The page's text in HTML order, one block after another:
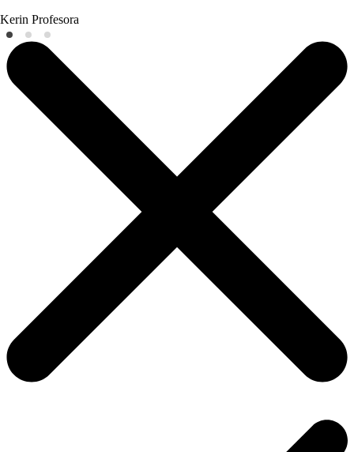
Kerin Profesora